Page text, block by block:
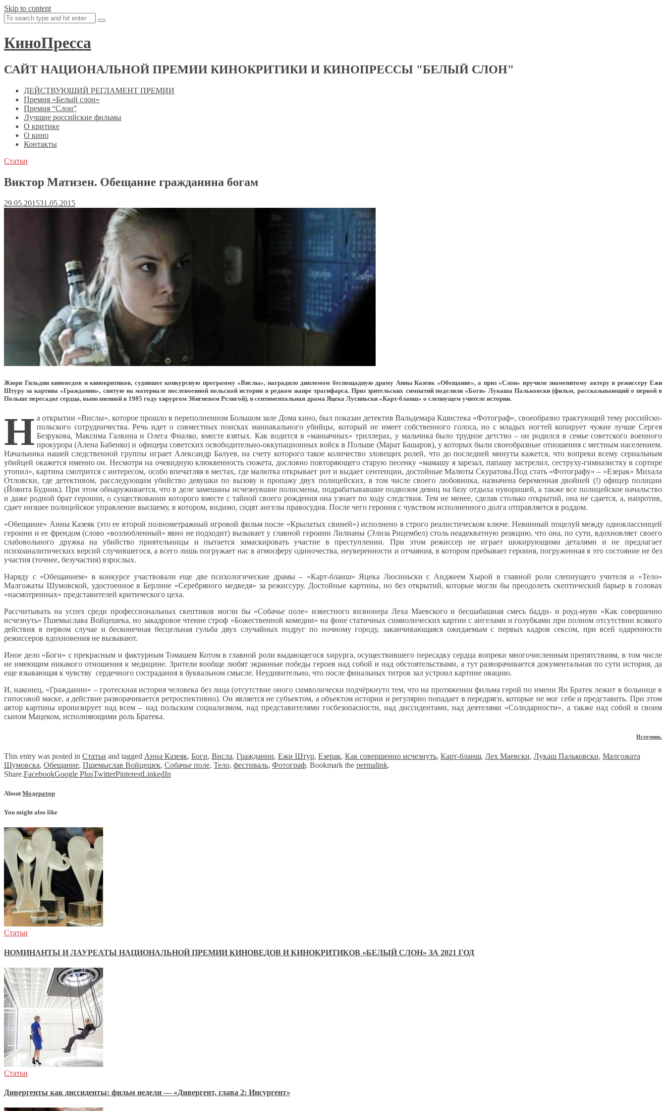
Skip to content
КиноПресса
САЙТ НАЦИОНАЛЬНОЙ ПРЕМИИ КИНОКРИТИКИ И КИНОПРЕССЫ "БЕЛЫЙ СЛОН"
ДЕЙСТВУЮЩИЙ РЕГЛАМЕНТ ПРЕМИИ
Премия «Белый слон»
Премия “Слон”
Лучшие российские фильмы
О критике
О кино
Контакты
Статьи
Виктор Матизен. Обещание гражданина богам
29.05.201531.05.2015
Жюри Гильдии киноведов и кинокритиков, судившее конкурсную программу «Вислы», наградило дипломом беспощадную драму Анны Казеяк «Обещание», а приз «Слон» вручило знаменитому актеру и режиссеру Ежи
Штуру за картина «Гражданин», снятую на материале послевоенной польской истории в редком жанре трагифарса. Приз зрительских симпатий поделили «Боги» Лукаша Пальковски (фильм, рассказывающий о первой в
Польше пересадке сердца, выполненной в 1985 году хирургом Збигневом Религой), и сентиментальная драма Яцека Лусиньски «Карт-бланш» о слепнущем учителе истории.
Н а открытии «Вислы», которое прошло в переполненном Большом зале Дома кино, был показан детектив Вальдемара Кшистека «Фотограф», своеобразно трактующий тему российско-
польского сотрудничества. Речь идет о совместных поисках маниакального убийцы, который не имеет собственного голоса, но с младых ногтей копирует чужие лучше Сергея
Безрукова, Максима Галкина и Олега Фиалко, вместе взятых. Как водится в «маньячных» триллерах, у мальчика было трудное детство – он родился в семье советского военного
прокурора (Алена Бабенко) и офицера советских освободительно-оккупационных войск в Польше (Марат Башаров), у которых были своеобразные отношения с местным населением.
Начальника нашей следственной группы играет Александр Балуев, на счету которого такое количество зловещих ролей, что до последней минуты кажется, что вопреки всему сериальным
убийцей окажется именно он. Несмотря на очевидную клюквенность сюжета, дословно повторяющего старую песенку «мамашу я зарезал, папашу застрелил, сеструху-гимназистку в сортире
утопил», картина смотрится с интересом, особо впечатляя в местах, где малютка открывает рот и выдает сентенции, достойные Малюты Скуратова.Под стать «Фотографу» – «Езерак» Михала
Отловски, где детективом, расследующим убийство девушки по вызову и пропажу двух полицейских, в том числе своего любовника, назначена беременная двойней (!) офицер полиции
(Йовита Будник). При этом обнаруживается, что в деле замешаны исчезнувшие полисмены, подрабатывавшие подвозом девиц на базу отдыха нуворишей, а также все полицейское начальство
и даже родной брат героини, о существовании которого вместе с тайной своего рождения она узнает по ходу следствия. Тем не менее, сделав столько открытий, она не сдается, а, напротив,
сдает низшее полицейское управление высшему, в котором, видимо, сидят ангелы правосудия. После чего героиня с чувством исполненного долга отправляется в роддом.
«Обещание» Анны Казеяк (это ее второй полнометражный игровой фильм после «Крылатых свиней») исполнено в строго реалистическом ключе. Невинный поцелуй между одноклассницей
героини и ее френдом (слово «возлюбленный» явно не подходит) вызывает у главной героини Лилианы (Элиза Рицембел) столь неадекватную реакцию, что она, по сути, вдохновляет своего
слабовольного дружка на убийство приятельницы и пытается замаскировать участие в преступлении. При этом режиссер не играет шокирующими деталями и не предлагает
психоаналитических версий случившегося, а всего лишь погружает нас в атмосферу одиночества, неуверенности и отчаяния, в котором пребывает героиня, погруженная в это состояние не без
участия (точнее, безучастия) взрослых.
Наряду с «Обещанием» в конкурсе участвовали еще две психологические драмы – «Карт-бланш» Яцека Люсиньски с Анджеем Хырой в главной роли слепнущего учителя и «Тело»
Малгожаты Шумовской, удостоенное в Берлине «Серебряного медведя» за режиссуру. Достойные картины, но без открытий, которые могли бы преодолеть скептический барьер в головах
«насмотренных» представителей критического цеха.
Рассчитывать на успех среди профессиональных скептиков могли бы «Собачье поле» известного визионера Леха Маевского и бесшабашная смесь бадди- и роуд-муви «Как совершенно
исчезнуть» Пшемыслава Войцешека, но закадровое чтение строф «Божественной комедии» на фоне статичных символических картин с ангелами и голубками при полном отсутствии всякого
действия в первом случае и бесконечная бесцельная гульба двух случайных подруг по ночному городу, заканчивающаяся ожидаемым с первых кадров сексом, при всей одаренности
режиссеров вдохновения не вызывают.
Иное дело «Боги» с прекрасным и фактурным Томашем Котом в главной роли выдающегося хирурга, осуществившего пересадку сердца вопреки многочисленным препятствиям, в том числе
не имеющим никакого отношения к медицине. Зрители вообще любят экранные победы героев над собой и над обстоятельствами, а тут разворачивается документальная по сути история, да
еще взывающая к чувству сердечного сострадания в буквальном смысле. Неудивительно, что после финальных титров зал устроил картине овацию.
И, наконец, «Гражданин» – гротескная история человека без лица (отсутствие оного символически подчёркнуто тем, что на протяжении фильма герой по имени Ян Братек лежит в больнице в
гипосовой маске, а действие разворачивается ретроспективно). Он является не субъектом, а объектом истории и регулярно попадает в передряги, которые не мог себе и представить. При этом
автор картины иронизирует над всем – над польским социализмом, над представителями госбезопасности, над диссидентами, над деятелями «Солидарности», а также над собой и своим
сыном Мацеком, исполняющими роль Братека.
Источник.
This entry was posted in Статьи and tagged Анна Казеяк, Боги, Висла, Гражданин, Ежи Штур, Езерак, Как совершенно исчезнуть, Карт-бланш, Лех Маевски, Лукаш Пальковски, Малгожата
Шумовска, Обещание, Пшемыслав Войцешек, Собачье поле, Тело, фестиваль, Фотограф. Bookmark the permalink.
Share.FacebookGoogle PlusTwitterPinterestLinkedIn
About Модератор
You might also like
Статьи
НОМИНАНТЫ И ЛАУРЕАТЫ НАЦИОНАЛЬНОЙ ПРЕМИИ КИНОВЕДОВ И КИНОКРИТИКОВ «БЕЛЫЙ СЛОН» ЗА 2021 ГОД
Статьи
Дивергенты как диссиденты: фильм недели — «Дивергент, глава 2: Инсургент»